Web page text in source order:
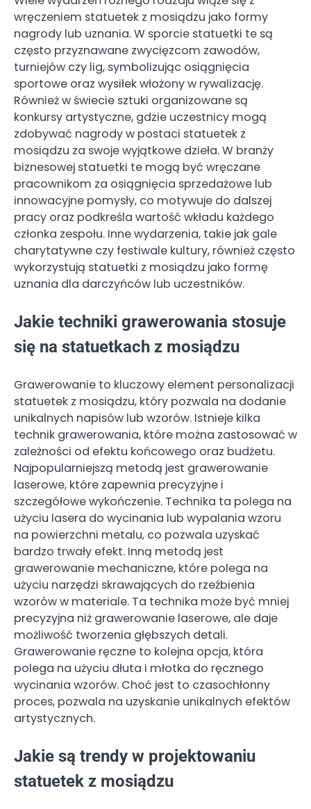
wręczeniem statuetek z mosiądzu jako formy
nagrody lub uznania. W sporcie statuetki te są
często przyznawane zwycięzcom zawodów,
turniejów czy lig, symbolizując osiągnięcia
sportowe oraz wysiłek włożony w rywalizację.
Również w świecie sztuki organizowane są
konkursy artystyczne, gdzie uczestnicy mogą
zdobywać nagrody w postaci statuetek z
mosiądzu za swoje wyjątkowe dzieła. W branży
biznesowej statuetki te mogą być wręczane
pracownikom za osiągnięcia sprzedażowe lub
innowacyjne pomysły, co motywuje do dalszej
pracy oraz podkreśla wartość wkładu każdego
członka zespołu. Inne wydarzenia, takie jak gale
charytatywne czy festiwale kultury, również często
wykorzystują statuetki z mosiądzu jako formę
uznania dla darczyńców lub uczestników.
Jakie techniki grawerowania stosuje
się na statuetkach z mosiądzu
Grawerowanie to kluczowy element personalizacji
statuetek z mosiądzu, który pozwala na dodanie
unikalnych napisów lub wzorów. Istnieje kilka
technik grawerowania, które można zastosować w
zależności od efektu końcowego oraz budżetu.
Najpopularniejszą metodą jest grawerowanie
laserowe, które zapewnia precyzyjne i
szczegółowe wykończenie. Technika ta polega na
użyciu lasera do wycinania lub wypalania wzoru
na powierzchni metalu, co pozwala uzyskać
bardzo trwały efekt. Inną metodą jest
grawerowanie mechaniczne, które polega na
użyciu narzędzi skrawających do rzeźbienia
wzorów w materiale. Ta technika może być mniej
precyzyjna niż grawerowanie laserowe, ale daje
możliwość tworzenia głębszych detali.
Grawerowanie ręczne to kolejna opcja, która
polega na użyciu dłuta i młotka do ręcznego
wycinania wzorów. Choć jest to czasochłonny
proces, pozwala na uzyskanie unikalnych efektów
artystycznych.
Jakie są trendy w projektowaniu
statuetek z mosiądzu